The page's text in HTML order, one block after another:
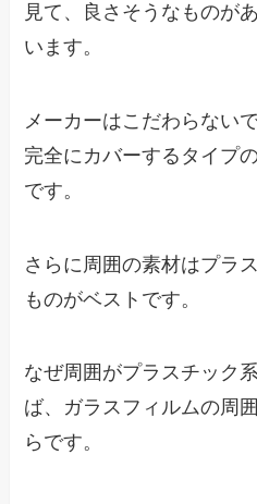
見て、良さそうなものが
います。
メーカーはこだわらない
完全にカバーするタイプ
です。
さらに周囲の素材はプラ
ものがベストです。
なぜ周囲がプラスチック
ば、ガラスフィルムの周
らです。